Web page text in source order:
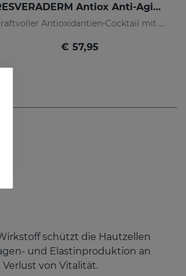
RESVERADERM Antiox Anti-Aging-Konzentrat
Kraftvoller Antioxidantien-Cocktail mit Resveratrol
€ 57,95
schützt die Hautzellen
und Elastinproduktion an
von Vitalität.